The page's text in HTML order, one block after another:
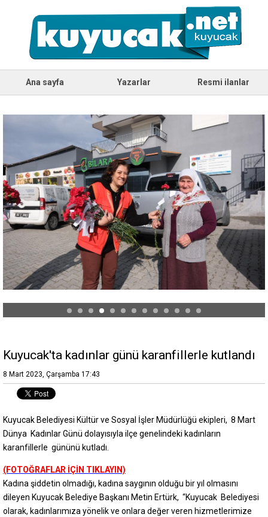
Ana sayfa Yazarlar Resmi ilanlar
Kuyucak'ta kadınlar günü karanfillerle kutlandı
8 Mart 2023, Çarşamba 17:43
Kuyucak Belediyesi Kültür ve Sosyal İşler Müdürlüğü ekipleri, 8 Mart
Dünya Kadınlar Günü dolayısıyla ilçe genelindeki kadınların
karanfillerle gününü kutladı.
(FOTOĞRAFLAR İÇİN TIKLAYIN)
Kadına şiddetin olmadığı, kadına saygının olduğu bir yıl olmasını
dileyen Kuyucak Belediye Başkanı Metin Ertürk, “Kuyucak Belediyesi
olarak, kadınlarımıza yönelik ve onlara değer veren hizmetlerimize